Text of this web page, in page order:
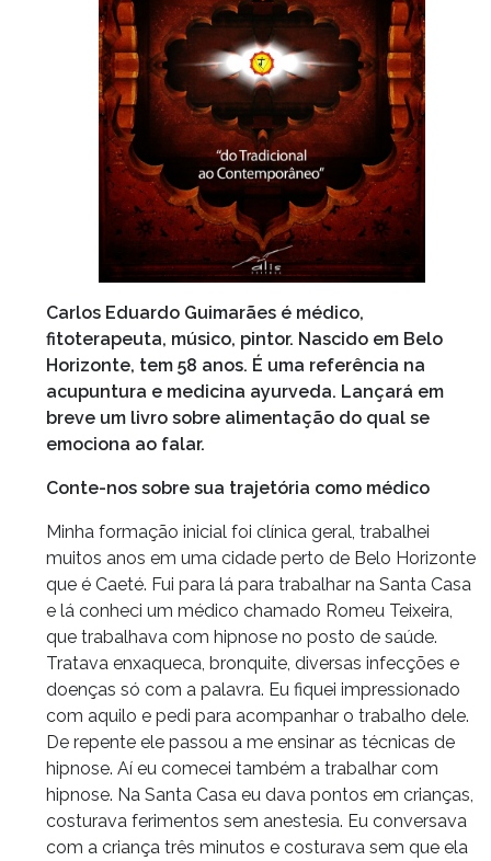
Carlos Eduardo Guimarães é médico,
fitoterapeuta, músico, pintor. Nascido em Belo
Horizonte, tem 58 anos. É uma referência na
acupuntura e medicina ayurveda. Lançará em
breve um livro sobre alimentação do qual se
emociona ao falar.
Conte-nos sobre sua trajetória como médico
Minha formação inicial foi clínica geral, trabalhei
muitos anos em uma cidade perto de Belo Horizonte
que é Caeté. Fui para lá para trabalhar na Santa Casa
e lá conheci um médico chamado Romeu Teixeira,
que trabalhava com hipnose no posto de saúde.
Tratava enxaqueca, bronquite, diversas infecções e
doenças só com a palavra. Eu fiquei impressionado
com aquilo e pedi para acompanhar o trabalho dele.
De repente ele passou a me ensinar as técnicas de
hipnose. Aí eu comecei também a trabalhar com
hipnose. Na Santa Casa eu dava pontos em crianças,
costurava ferimentos sem anestesia. Eu conversava
com a criança três minutos e costurava sem que ela